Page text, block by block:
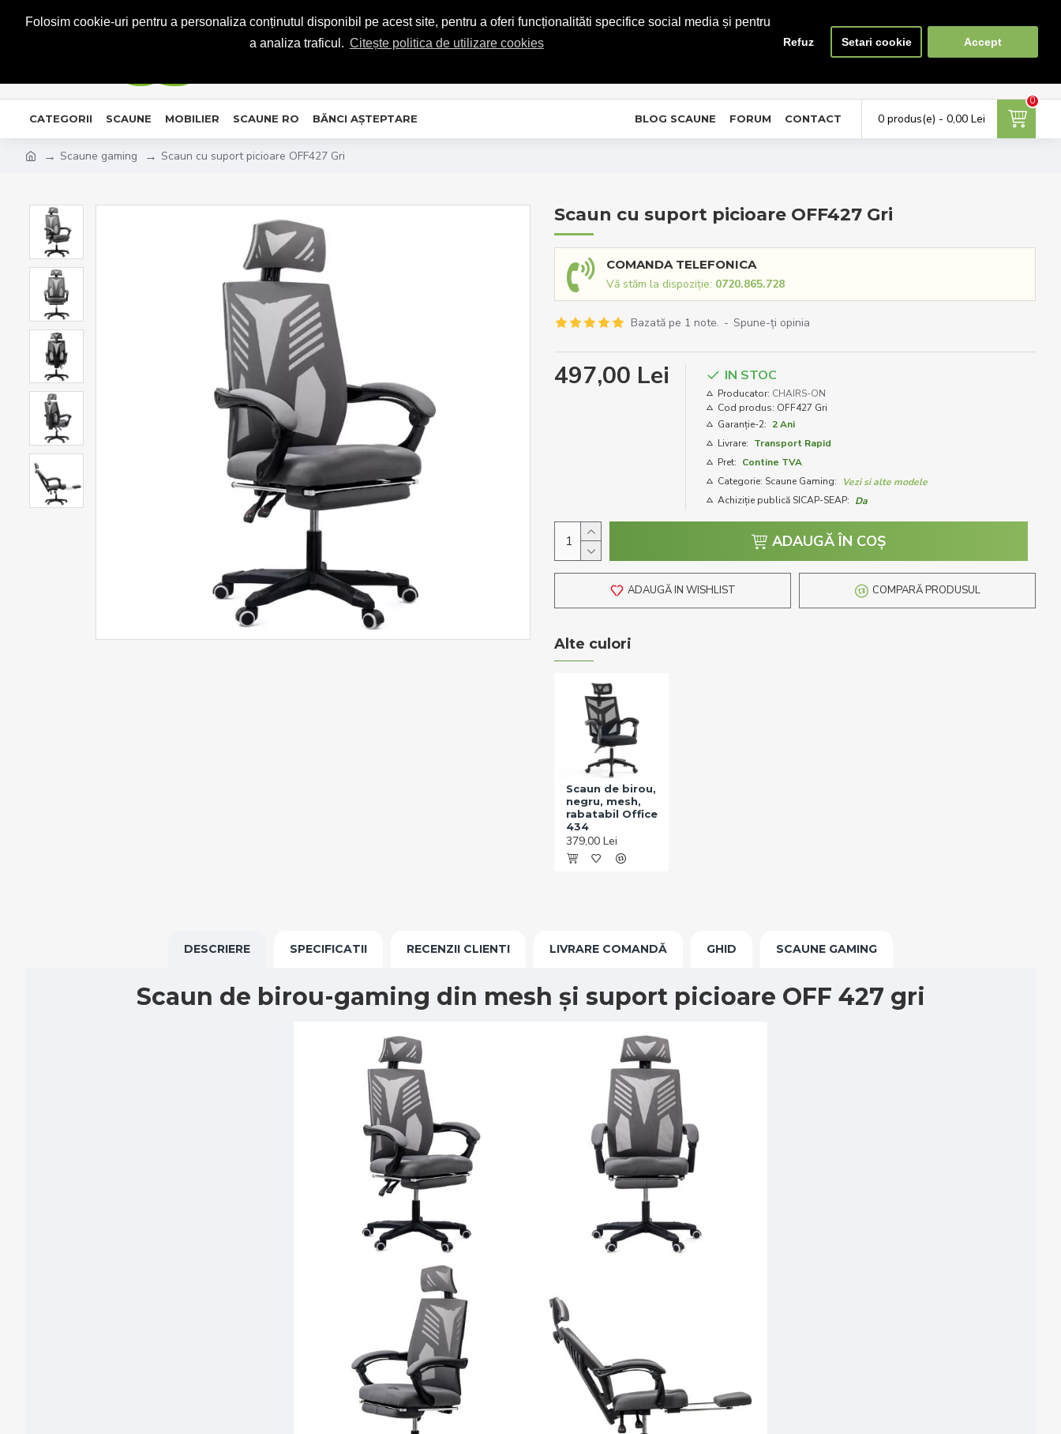
Folosim cookie-uri pentru a personaliza conținutul disponibil pe acest site, pentru a oferi funcționalităti specifice social media și pentru
a analiza traficul. Citește politica de utilizare cookies Refuz Setari cookie Accept
COMENZI TELEFONICE: 0720.865.728
Favorite Compara
0
CATEGORII SCAUNE MOBILIER SCAUNE RO BĂNCI AȘTEPTARE BLOG SCAUNE FORUM CONTACT 0 produs(e) - 0,00 Lei
0
Scaune gaming Scaun cu suport picioare OFF427 Gri
Scaun cu suport picioare OFF427 Gri
COMANDA TELEFONICA
Vă stăm la dispoziție: 0720.865.728
Bazată pe 1 note. - Spune-ţi opinia
497,00 Lei IN STOC
Producator: CHAIRS-ON
Cod produs: OFF427 Gri
Garanție-2: 2 Ani
Livrare: Transport Rapid
Pret: Contine TVA
Categorie: Scaune Gaming:
Vezi si alte modele
Achiziție publică SICAP-SEAP: Da
ADAUGĂ ÎN COŞ
ADAUGĂ IN WISHLIST COMPARĂ PRODUSUL
Alte culori
Scaun de birou,
negru, mesh,
rabatabil Office
434
379,00 Lei
DESCRIERE SPECIFICATII RECENZII CLIENTI LIVRARE COMANDĂ GHID SCAUNE GAMING
Scaun de birou-gaming din mesh și suport picioare OFF 427 gri